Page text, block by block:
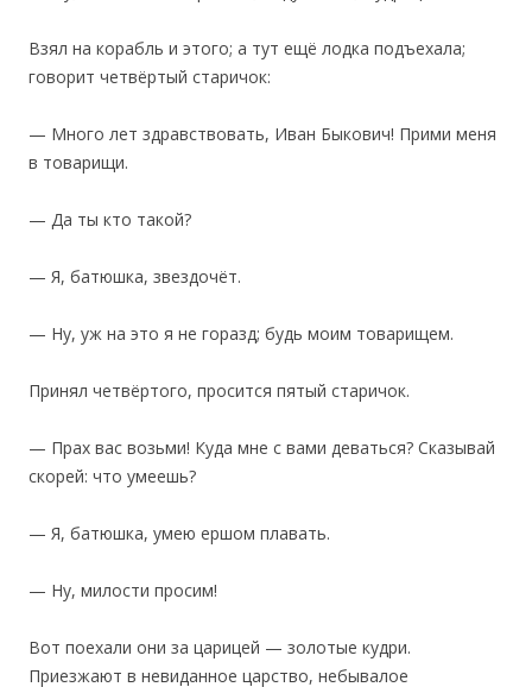
Взял на корабль и этого; а тут ещё лодка подъехала;
говорит четвёртый старичок:
— Много лет здравствовать, Иван Быкович! Прими меня
в товарищи.
— Да ты кто такой?
— Я, батюшка, звездочёт.
— Ну, уж на это я не горазд; будь моим товарищем.
Принял четвёртого, просится пятый старичок.
— Прах вас возьми! Куда мне с вами деваться? Сказывай
скорей: что умеешь?
— Я, батюшка, умею ершом плавать.
— Ну, милости просим!
Вот поехали они за царицей — золотые кудри.
Приезжают в невиданное царство, небывалое